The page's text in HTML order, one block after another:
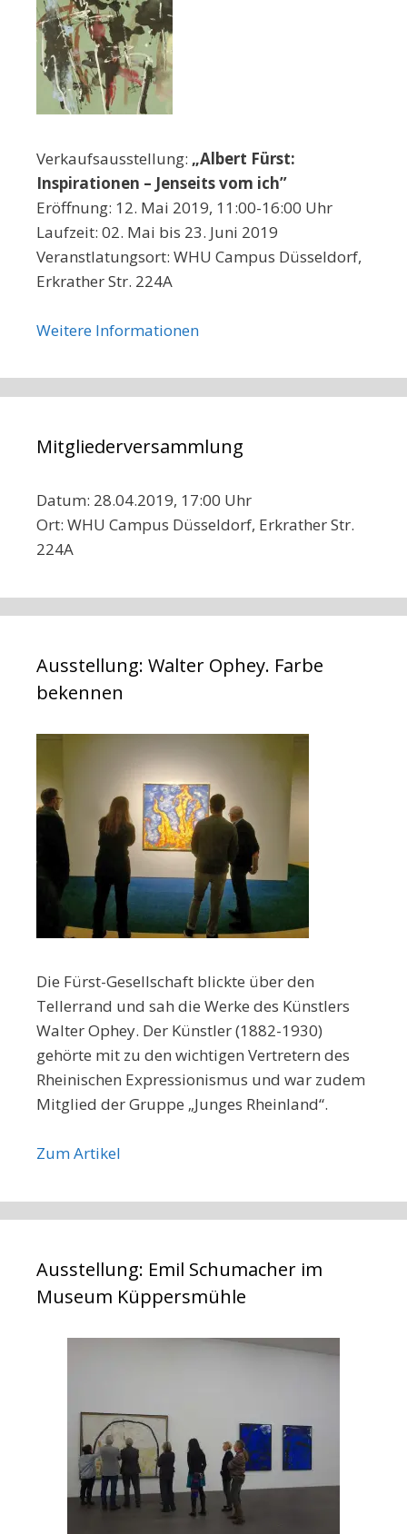
Verkaufsausstellung: „Albert Fürst:
Inspirationen – Jenseits vom ich”
Eröffnung: 12. Mai 2019, 11:00-16:00 Uhr
Laufzeit: 02. Mai bis 23. Juni 2019
Veranstlatungsort: WHU Campus Düsseldorf,
Erkrather Str. 224A
Weitere Informationen
Mitgliederversammlung
Datum: 28.04.2019, 17:00 Uhr
Ort: WHU Campus Düsseldorf, Erkrather Str.
224A
Ausstellung: Walter Ophey. Farbe
bekennen
Die Fürst-Gesellschaft blickte über den
Tellerrand und sah die Werke des Künstlers
Walter Ophey. Der Künstler (1882-1930)
gehörte mit zu den wichtigen Vertretern des
Rheinischen Expressionismus und war zudem
Mitglied der Gruppe „Junges Rheinland“.
Zum Artikel
Ausstellung: Emil Schumacher im
Museum Küppersmühle